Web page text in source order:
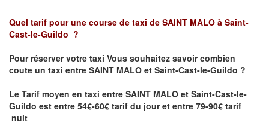
Quel tarif pour une course de taxi de SAINT MALO à Saint-
Cast-le-Guildo ?
Pour réserver votre taxi Vous souhaitez savoircombien
coute un taxi entre SAINT MALO et Saint-Cast-le-Guildo ?
Le Tarif moyen en taxi entre SAINT MALO et Saint-Cast-le-
Guildo est entre 54€-60€ tarif du jour et entre 79-90€ tarif
nuit